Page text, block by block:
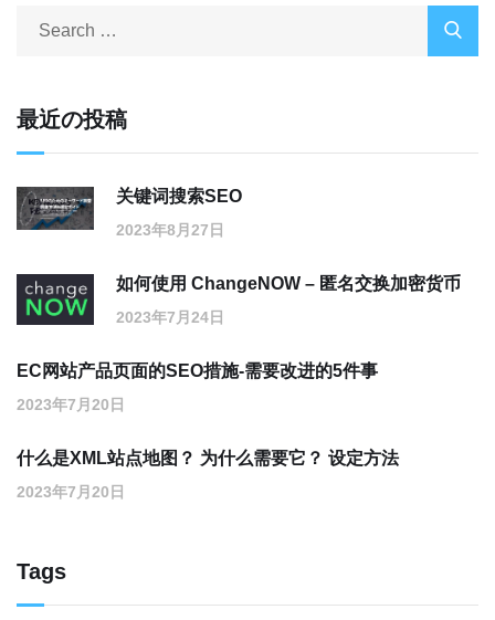
最近の投稿
关键词搜索SEO
2023年8月27日
如何使用 ChangeNOW – 匿名交换加密货币
2023年7月24日
EC网站产品页面的SEO措施-需要改进的5件事
2023年7月20日
什么是XML站点地图？ 为什么需要它？ 设定方法
2023年7月20日
Tags